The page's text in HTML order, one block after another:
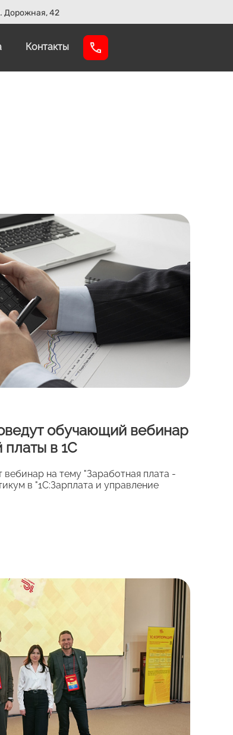
Дорожная, 42
Контакты
обучающий вебинар
платы в 1С
вебинар на тему "Заработная плата -
в "1С:Зарплата и управление